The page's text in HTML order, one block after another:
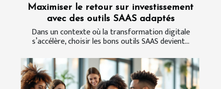
Maximiser le retour sur investissement
avec des outils SAAS adaptés
Dans un contexte où la transformation digitale
s’accélère, choisir les bons outils SAAS devient...